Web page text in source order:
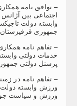
– توافق نامه
اجتماعی بین
وابسته دولت
جمهوری
– تفاهم نامه
خدمات دولتی
پرسنل دولتی
– تفاهم نامه در
ورزش وابسته دولت
ورزش و سیاست